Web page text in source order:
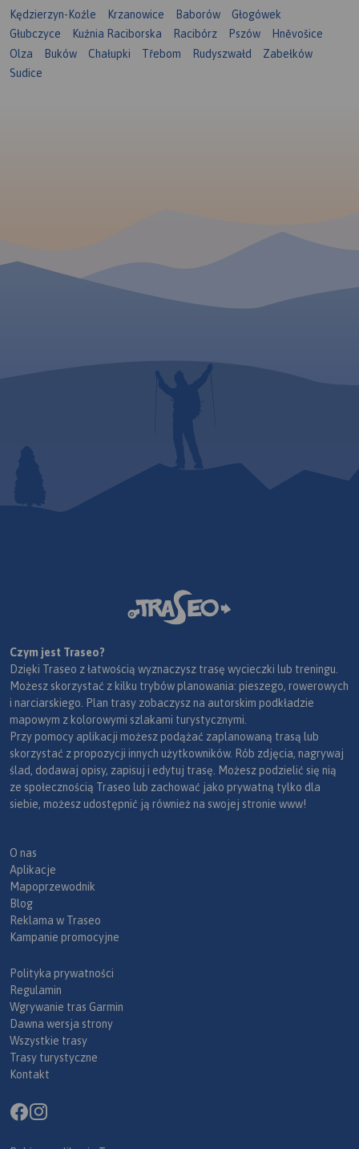
Kędzierzyn-Koźle Krzanowice Baborów
Głogówek
Głubczyce
Kuźnia Raciborska Racibórz Pszów
Hněvošice
Olza
Buków Chałupki Třebom Rudyszwałd
Zabełków
Sudice
Czym jest Traseo?
Dzięki Traseo z łatwością wyznaczysz trasę wycieczki lub treningu.
Możesz skorzystać z kilku trybów planowania: pieszego, rowerowych
i narciarskiego. Plan trasy zobaczysz na autorskim podkładzie
mapowym z kolorowymi szlakami turystycznymi.
Przy pomocy aplikacji możesz podążać zaplanowaną trasą lub
skorzystać z propozycji innych użytkowników. Rób zdjęcia, nagrywaj
ślad, dodawaj opisy, zapisuj i edytuj trasę. Możesz podzielić się nią
ze społecznością Traseo lub zachować jako prywatną tylko dla
siebie, możesz udostępnić ją również na swojej stronie www!
O nas
Aplikacje
Mapoprzewodnik
Blog
Reklama w Traseo
Kampanie promocyjne
Polityka prywatności
Regulamin
Wgrywanie tras Garmin
Dawna wersja strony
Wszystkie trasy
Trasy turystyczne
Kontakt